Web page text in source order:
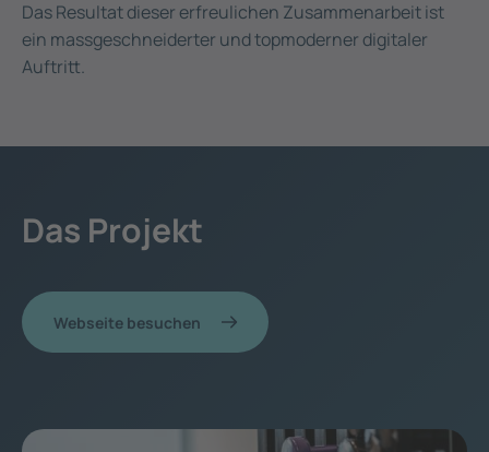
Das Resultat dieser erfreulichen Zusammenarbeit ist
ein massgeschneiderter und topmoderner digitaler
Auftritt.
Das Projekt
Webseite besuchen